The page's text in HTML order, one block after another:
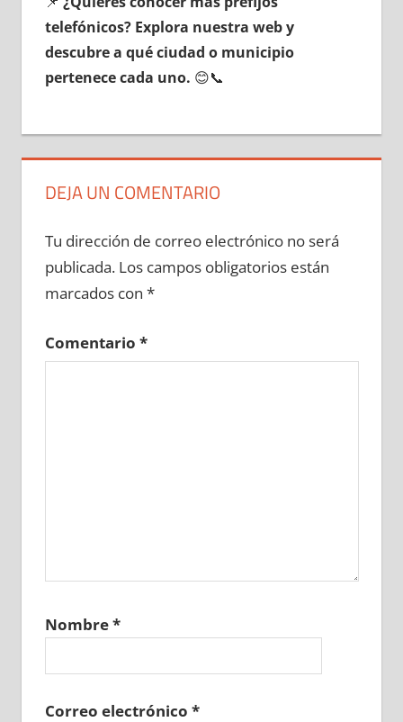
telefónicos? Explora nuestra web у
descubre а qué ciudad ο municipio
pertenece cada uno. 😊📞
DEJA UN COMENTARIO
Tu dirección de correo electrónico no será
publicada. Los campos obligatorios están
marcados con *
Comentario *
Nombre*
Correo electrónico *